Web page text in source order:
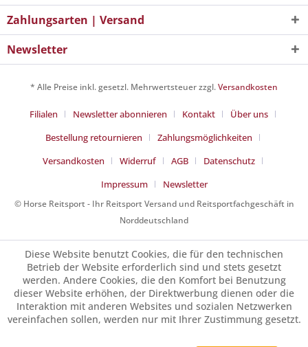
Zahlungsarten | Versand
Newsletter
* Alle Preise inkl. gesetzl. Mehrwertsteuer zzgl.Versandkosten
Filialen Newsletter abonnieren Kontakt
Über uns
Bestellung retournieren
Zahlungsmöglichkeiten
Versandkosten
Widerruf AGB
Datenschutz
Impressum
Newsletter
© Horse Reitsport - Ihr Reitsport Versand und Reitsportfachgeschäft in
Norddeutschland
Diese Website benutzt Cookies, die für den technischen
Betrieb der Website erforderlich sind und stets gesetzt
werden. Andere Cookies, die den Komfort bei Benutzung
dieser Website erhöhen, der Direktwerbung dienen oder die
Interaktion mit anderen Websites und sozialen Netzwerken
vereinfachen sollen, werden nur mit Ihrer Zustimmung gesetzt.